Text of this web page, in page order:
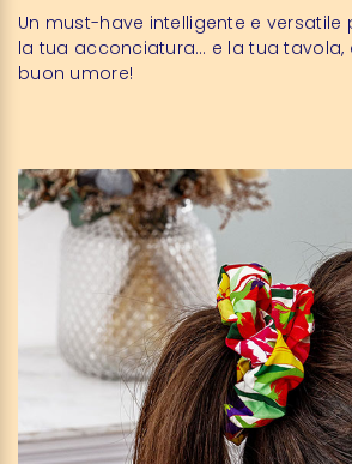
Un must-have intelligente e versatile
la tua acconciatura… e la tua tavola,
buon umore!